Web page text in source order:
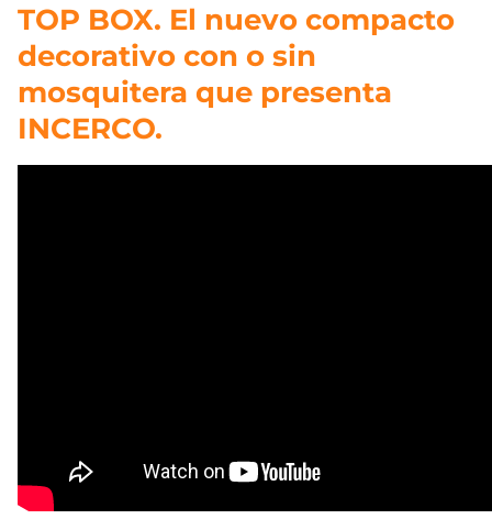
TOP BOX. El nuevo compacto
decorativo con o sin
mosquitera que presenta
INCERCO.